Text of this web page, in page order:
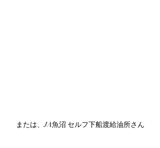
または、JA魚沼 セルフ下船渡給油所さん